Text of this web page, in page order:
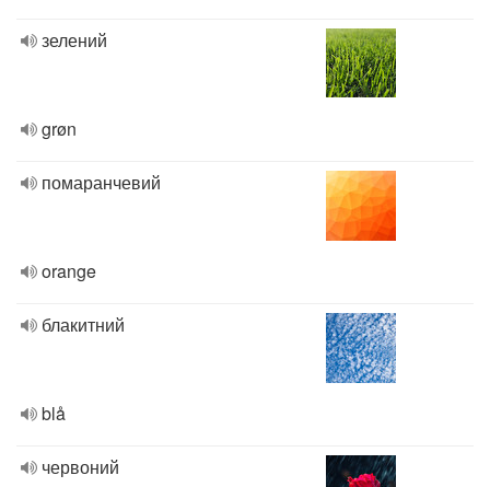
зелений
grøn
помаранчевий
orange
блакитний
blå
червоний